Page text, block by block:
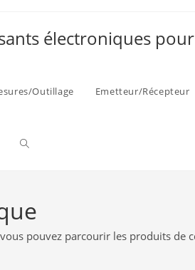
électroniques
Outillage Emetteur/Récepteur
Toggle
vous pouvez parcourir les produits de